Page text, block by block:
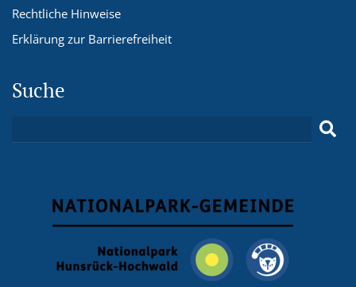
Rechtliche Hinweise
Erklärung zur Barrierefreiheit
Suche